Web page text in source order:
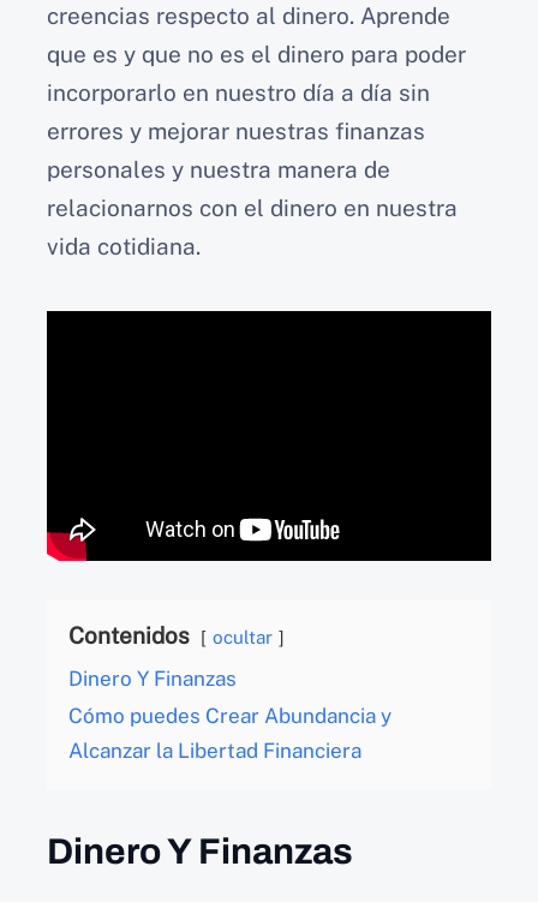
creencias respecto al dinero. Aprende
que es y que no es el dinero para poder
incorporarlo en nuestro día a día sin
errores y mejorar nuestras finanzas
personales y nuestra manera de
relacionarnos con el dinero en nuestra
vida cotidiana.
Contenidos ocultar
Dinero Y Finanzas
Cómo puedes Crear Abundancia y
Alcanzar la Libertad Financiera
Dinero Y Finanzas